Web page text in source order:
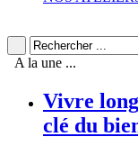
A la une ...
Vivre
clé du